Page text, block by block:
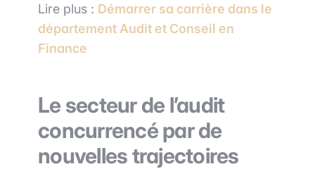
Lire plus : Démarrer sa carrière dans le
département Audit et Conseil en
Finance
Le secteur de l’audit
concurrencé par de
nouvelles trajectoires